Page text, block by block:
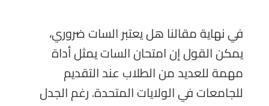
في نهاية مقالنا هل يعتبر السات ضروري،
يمكن القول إن امتحان السات يمثل أداة
مهمة للعديد من الطلاب عند التقديم
للجامعات في الولايات المتحدة. رغم الجدل